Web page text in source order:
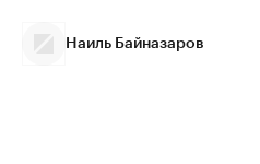
Наиль Байназаров